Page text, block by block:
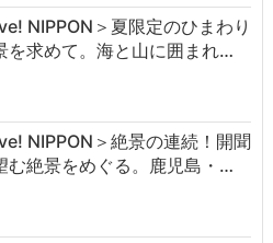
NIPPON＞夏限定のひまわり
を求めて。海と山に囲まれ…
NIPPON＞絶景の連続！開聞
む絶景をめぐる。鹿児島・…